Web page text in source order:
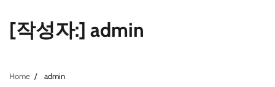
[작성자:] admin
Home admin